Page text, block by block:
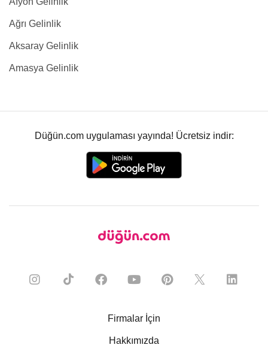
Ağrı Gelinlik
Aksaray Gelinlik
Amasya Gelinlik
Düğün.com uygulaması yayında! Ücretsiz indir:
Firmalar İçin
Hakkımızda